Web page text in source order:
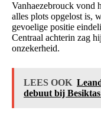
Vanhaezebrouck vond
alles plots opgelost is,
gevoelige positie
Centraal achterin zag
onzekerheid.
LEES OOK
debuut bij